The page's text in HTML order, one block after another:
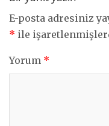
E-posta adresiniz
* ile
Yorum *